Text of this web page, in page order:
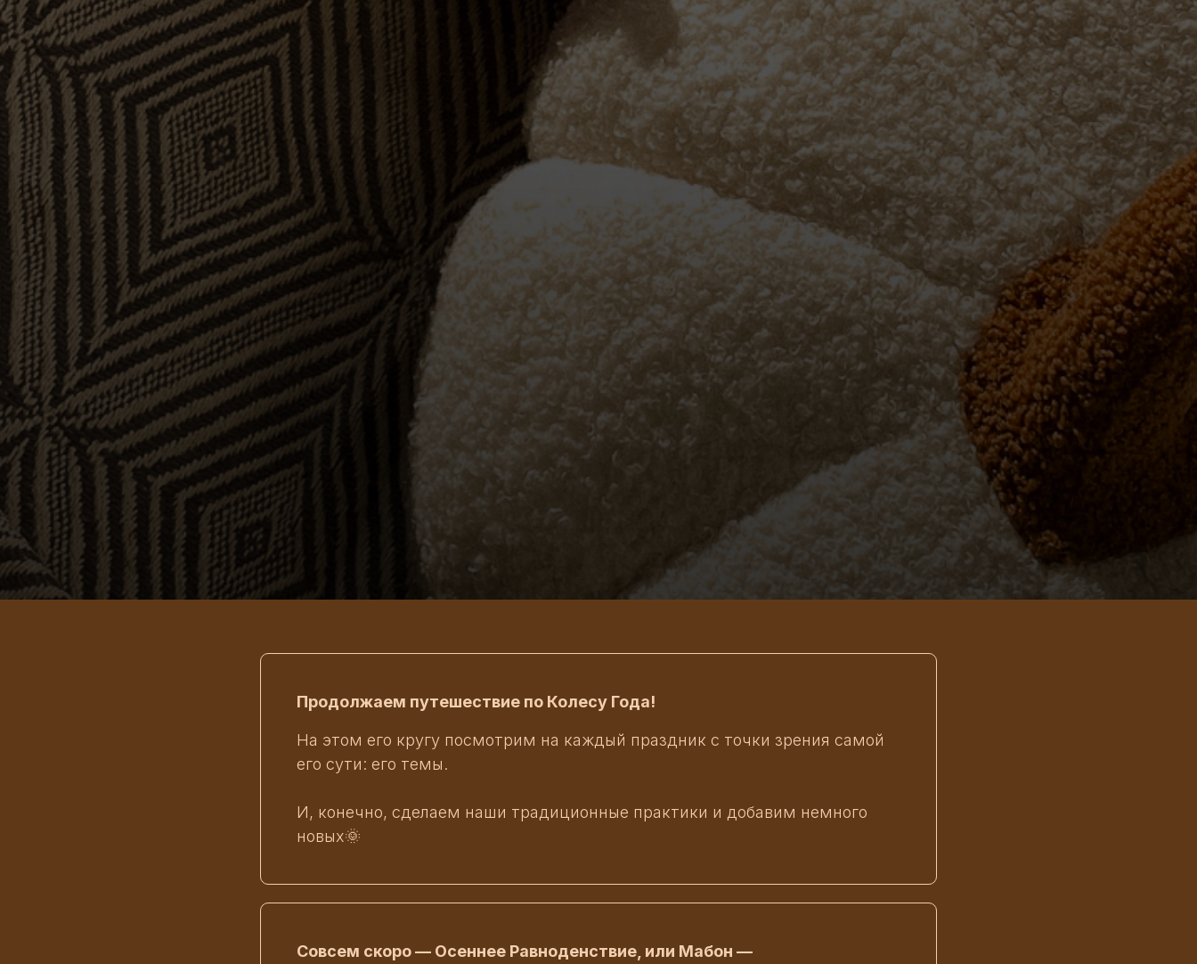
Продолжаем путешествие по Колесу Года!
На этом его кругу посмотрим на каждый праздник с точки зрения самой
его сути: его темы.
И, конечно, сделаем наши традиционные практики и добавим немного
новых🌞
Совсем скоро — Осеннее Равноденствие, или Мабон —